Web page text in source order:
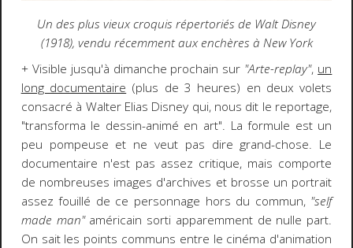
Un des plus vieux croquis répertoriés de Walt Disney
(1918), vendu récemment aux enchères à New York
+ Visible jusqu'à dimanche prochain sur "Arte-replay", un
long documentaire (plus de 3 heures) en deux volets
consacré à Walter Elias Disney qui, nous dit le reportage,
"transforma le dessin-animé en art". La formule est un
peu pompeuse et ne veut pas dire grand-chose. Le
documentaire n'est pas assez critique, mais comporte
de nombreuses images d'archives et brosse un portrait
assez fouillé de ce personnage hors du commun, "self
made man"américain sorti apparemment de nulle part.
On sait les points communs entre le cinéma d'animation